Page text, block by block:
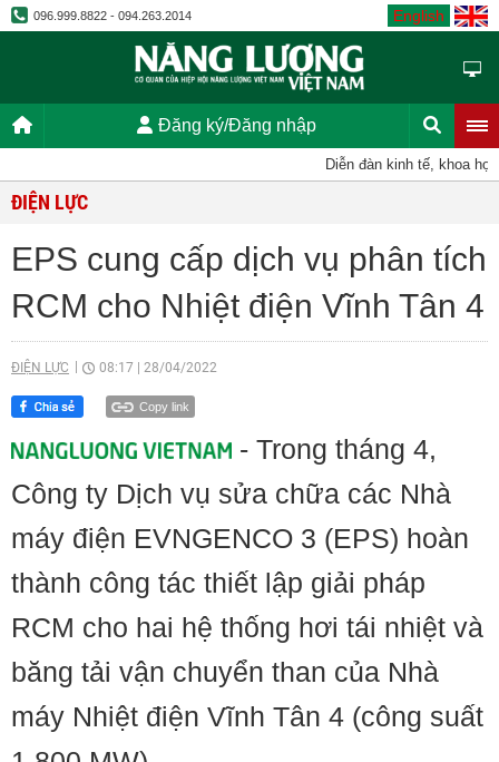
096.999.8822 - 094.263.2014 English
Đăng ký/Đăng nhập
Diễn đàn kinh tế, khoa
ĐIỆN LỰC
EPS cung cấp dịch vụ phân tích
RCM cho Nhiệt điện Vĩnh Tân 4
ĐIỆN LỰC 08:17 28/04/2022
Copy link
- Trong tháng 4,
Công ty Dịch vụ sửa chữa các Nhà
máy điện EVNGENCO 3 (EPS) hoàn
thành công tác thiết lập giải pháp
RCM cho hai hệ thống hơi tái nhiệt và
băng tải vận chuyển than của Nhà
máy Nhiệt điện Vĩnh Tân 4 (công suất